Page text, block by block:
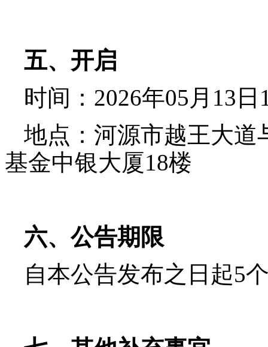
五、开启
时间： 2026年05月13 日
地点：河源市越王大道
基金中银大厦18楼
六、公告期限
自本公告发布之日起5